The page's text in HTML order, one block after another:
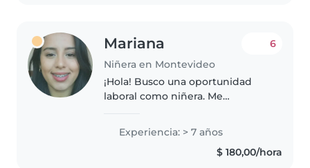
Mariana
Niñera en Montevideo
6
¡Hola! Busco una oportunidad
laboral como niñera. Me
responsable, respetuosa, amable,
puntual, organizada, empática y
creativa. Además, soy dinámica,..
Experiencia: > 7 años
$ 180,00/hora